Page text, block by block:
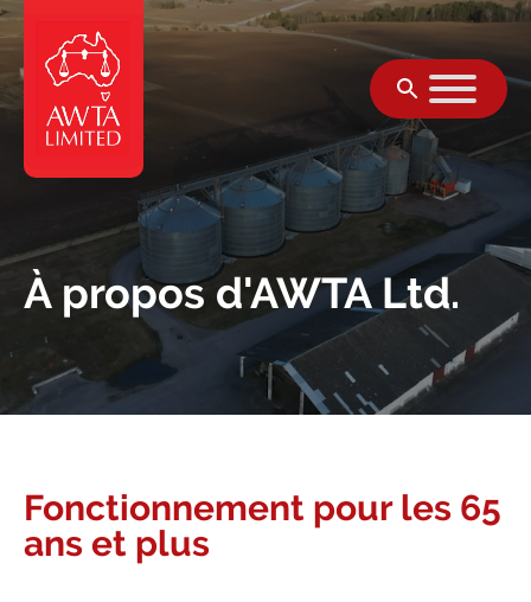
Skip to content
À propos d'AWTA Ltd.
Fonctionnement pour les 65
ans et plus